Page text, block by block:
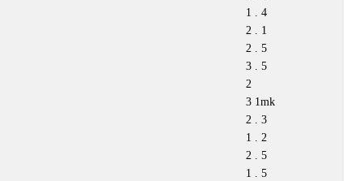
1 . 4
2 . 1
2 . 5
3 . 5
2
3 1mk
2 . 3
1 . 2
2 . 5
1 . 5